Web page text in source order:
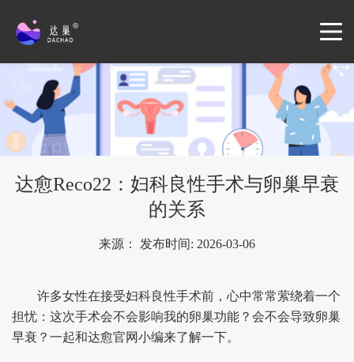
达愈Reco22：妇科良性手术与卵巢早衰
的关系
来源： 发布时间: 2026-03-06
许多女性在接受妇科良性手术前，心中常常萦绕着一个
担忧：这次手术会不会影响我的卵巢功能？会不会导致卵巢
早衰？一起和达愈官网小编来了解一下。